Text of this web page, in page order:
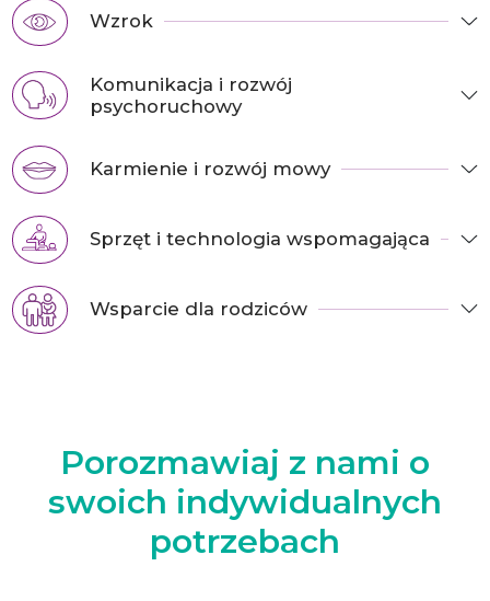
Wzrok
Komunikacja i rozwój
psychoruchowy
Karmienie i rozwój mowy
Sprzęt i technologia wspomagająca
Wsparcie dla rodziców
Porozmawiaj z nami o
swoich indywidualnych
potrzebach